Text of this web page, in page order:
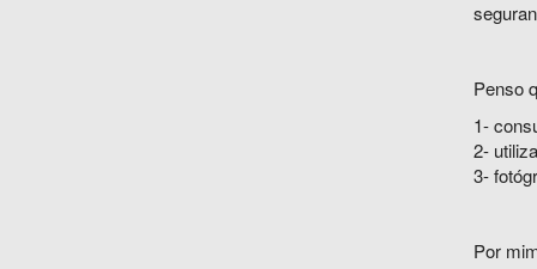
Penso
1-
2-
3-
Por